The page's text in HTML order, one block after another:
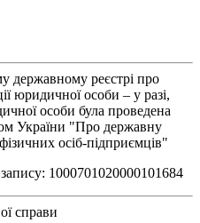
державному реєстрі про
юридичної особи – у разі,
особи була проведена
України "Про державну
осіб-підприємців"
1000701020000101684
справи